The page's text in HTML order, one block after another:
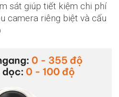
sát giúp tiết kiệm chi phí
camera riêng biệt và cấu